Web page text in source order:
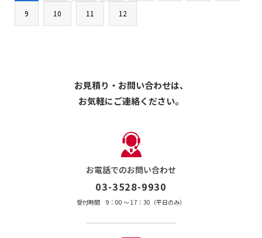
9 10 11 12
お見積り・お問い合わせは、
お気軽にご連絡ください。
お電話でのお問い合わせ
03-3528-9930
受付時間 9：00 〜 17：30（平日のみ）